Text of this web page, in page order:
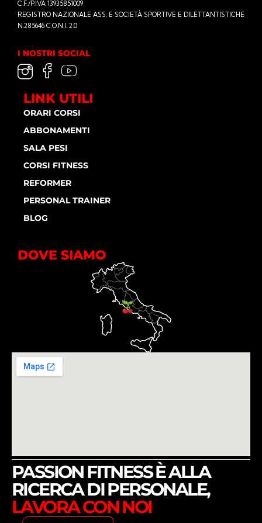
C.F./P.IVA 13935851009
REGISTRO NAZIONALE ASS. E SOCIETÀ SPORTIVE E DILETTANTISTICHE
N.285646 C.O.N.I. 2.0
I NOSTRI SOCIAL
LINK UTILI
ORARI CORSI
ABBONAMENTI
SALA PESI
CORSI FITNESS
REFORMER
PERSONAL TRAINER
BLOG
DOVE SIAMO
PASSION FITNESS È ALLA
RICERCA DI PERSONALE,
LAVORA CON NOI